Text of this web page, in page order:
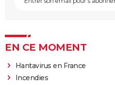
EN CE MOMENT
Hantavirus en France
Incendies